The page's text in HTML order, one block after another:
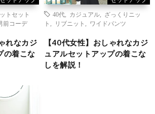
トセット
前コーデ
れなカジ
の着こな
40代 カジュアル
ざっくりニッ
ト
リブニット ワイドパンツ
【40代女性】おしゃれなカジ
ュアルセットアップの着こな
しを解説！